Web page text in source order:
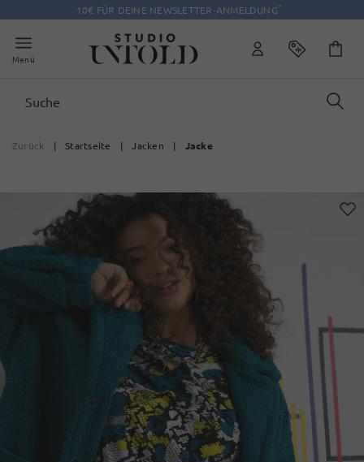
10€ FÜR DEINE NEWSLETTER-ANMELDUNG*
Menü
Zurück | Startseite | Jacken | Jacke